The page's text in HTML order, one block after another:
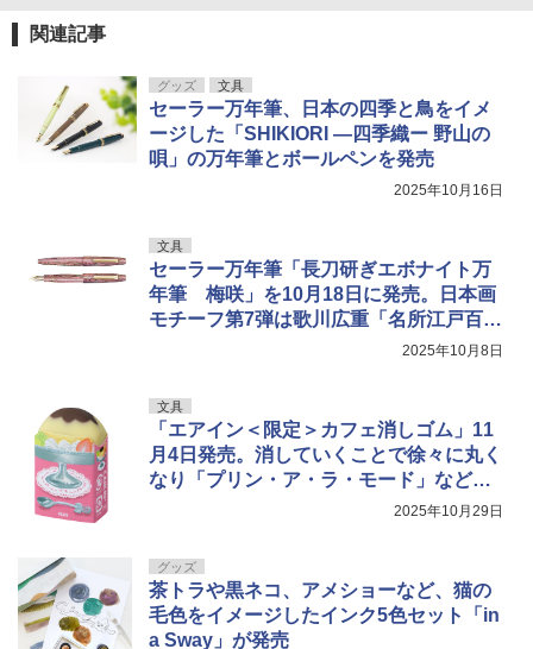
関連記事
グッズ 文具
セーラー万年筆、日本の四季と鳥をイメ
ージした「SHIKIORI ―四季織ー 野山の
唄」の万年筆とボールペンを発売
2025年10月16日
文具
セーラー万年筆「長刀研ぎエボナイト万
年筆 梅咲」を10月18日に発売。日本画
モチーフ第7弾は歌川広重「名所江戸百景
2025年10月8日
文具
「エアイン＜限定＞カフェ消しゴム」11
月4日発売。消していくことで徐々に丸く
なり「プリン・ア・ラ・モード」などの
2025年10月29日
グッズ
茶トラや黒ネコ、アメショーなど、猫の
毛色をイメージしたインク5色セット「in
a Sway」が発売